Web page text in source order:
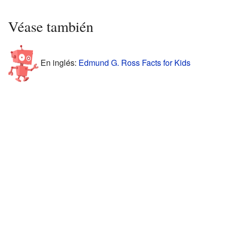
Véase también
En inglés: Edmund G. Ross Facts for Kids